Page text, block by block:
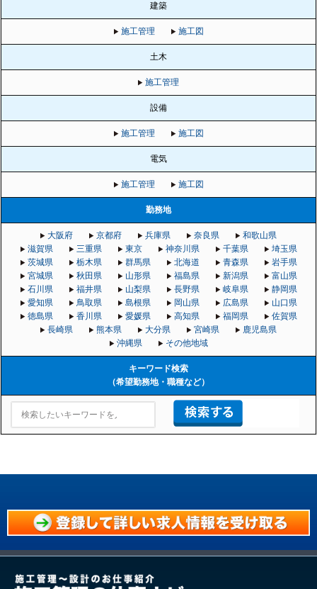
建築
施工管理 施工図
土木
施工管理
設備
施工管理 施工図
電気
施工管理 施工図
勤務地
大阪府 京都府 兵庫県 奈良県
和歌山県
滋賀県
三重県 東京 神奈川県 千葉県
埼玉県
茨城県
栃木県 群馬県 北海道 青森県
岩手県
宮城県
秋田県 山形県 福島県 新潟県
富山県
石川県
福井県 山梨県 長野県 岐阜県
静岡県
愛知県
鳥取県 島根県 岡山県 広島県
山口県
徳島県
香川県 愛媛県 高知県 福岡県
佐賀県
長崎県
熊本県 大分県 宮崎県
鹿児島県
沖縄県
その他地域
キーワード検索
（希望勤務地・職種など）